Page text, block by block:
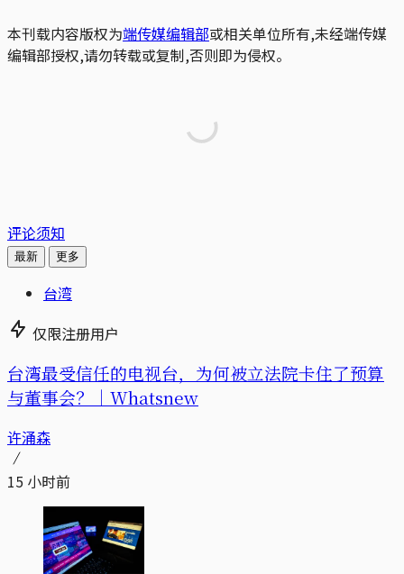
本刊载内容版权为端传媒编辑部或相关单位所有,未经端传媒
编辑部授权,请勿转载或复制,否则即为侵权。
评论须知
最新 更多
台湾
仅限注册用户
台湾最受信任的电视台，为何被立法院卡住了预算
与董事会？｜Whatsnew
许涌森
15 小时前